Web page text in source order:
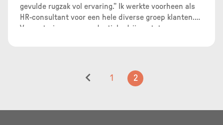
gevulde rugzak vol ervaring.” Ik werkte voorheen als
HR-consultant voor een hele diverse groep klanten.
Van notarissen en productiebedrijven tot
1 2